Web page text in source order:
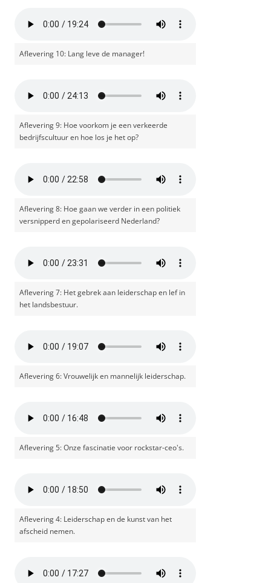
Aflevering 10: Lang leve de manager!
Aflevering 9: Hoe voorkom je een verkeerde
bedrijfscultuur en hoe los je het op?
Aflevering 8: Hoe gaan we verder in een politiek
versnipperd en gepolariseerd Nederland?
Aflevering 7: Het gebrek aan leiderschap en lef in
het landsbestuur.
Aflevering 6: Vrouwelijk en mannelijk leiderschap.
Aflevering 5: Onze fascinatie voor rockstar-ceo's.
Aflevering 4: Leiderschap en de kunst van het
afscheid nemen.